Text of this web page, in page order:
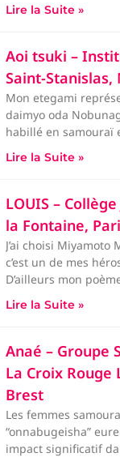
Lire la Suite »
Aoi tsuki –
Saint-Stanislas,
Mon etegami
daimyo oda
habillé en samouraï
combat un tigre,
représente sa
Lire la Suite »
LOUIS –
la Fontaine,
J’ai choisi Miyamoto
c’est un de mes
D’ailleurs mon
fait de
Lire la Suite »
Anaé – Groupe
La Croix Rouge
Brest
Les femmes
“onnabugeisha”
impact significatif